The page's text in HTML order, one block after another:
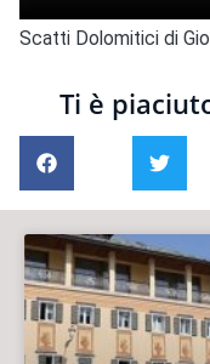
Scatti Dolomitici di
Ti è